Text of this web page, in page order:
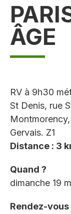
ÂGE
RV à 9h30
St Denis, rue
Gervais. Z1
Distance : 3
Quand ?
dimanche 19
Rendez-vous